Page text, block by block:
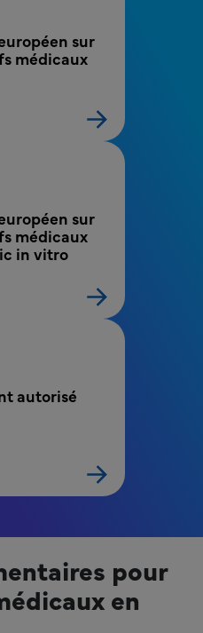
sur
médicaux
sur
médicaux
in vitro
autorisé
pour
en